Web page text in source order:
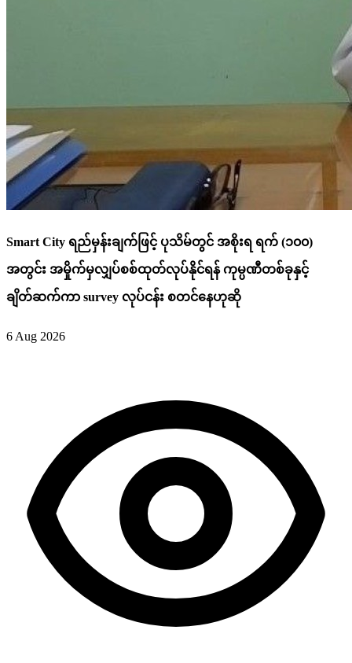
Smart City ရည်မှန်းချက်ဖြင့် ပုသိမ်တွင် အစိုးရ ရက် (၁၀၀)
အတွင်း အမှိုက်မှလျှပ်စစ်ထုတ်လုပ်နိုင်ရန် ကုမ္ပဏီတစ်ခုနှင့်
ချိတ်ဆက်ကာ survey လုပ်ငန်း စတင်နေဟုဆို
6 Aug 2026